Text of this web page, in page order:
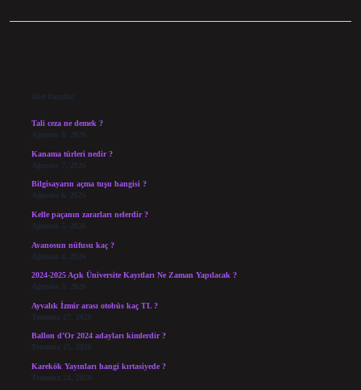
Son Yazılar
Tali ceza ne demek ?
Ağustos 8, 2026
Kanama türleri nedir ?
Ağustos 7, 2026
Bilgisayarın açma tuşu hangisi ?
Ağustos 6, 2026
Kelle paçanın zararları nelerdir ?
Ağustos 5, 2026
Avanosun nüfusu kaç ?
Ağustos 4, 2026
2024-2025 Açık Üniversite Kayıtları Ne Zaman Yapılacak ?
Ağustos 3, 2026
Ayvalık İzmir arası otobüs kaç TL ?
Temmuz 27, 2026
Ballon d’Or 2024 adayları kimlerdir ?
Temmuz 25, 2026
Karekök Yayınları hangi kırtasiyede ?
Temmuz 24, 2026